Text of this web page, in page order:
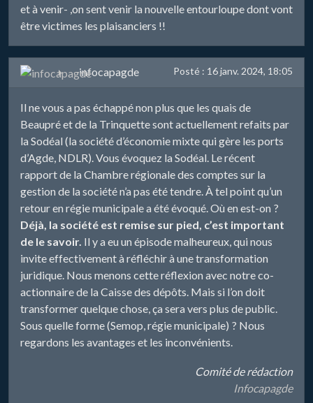
et à venir- ,on sent venir la nouvelle entourloupe dont vont
être victimes les plaisanciers !!
infocapagde Posté : 16 janv. 2024, 18:05
Il ne vous a pas échappé non plus que les quais de
Beaupré et de la Trinquette sont actuellement refaits par
la Sodéal (la société d’économie mixte qui gère les ports
d’Agde, NDLR). Vous évoquez la Sodéal. Le récent
rapport de la Chambre régionale des comptes sur la
gestion de la société n’a pas été tendre. À tel point qu’un
retour en régie municipale a été évoqué. Où en est-on ?
Déjà, la société est remise sur pied, c’est important
de le savoir. Il y a eu un épisode malheureux, qui nous
invite effectivement à réfléchir à une transformation
juridique. Nous menons cette réflexion avec notre co-
actionnaire de la Caisse des dépôts. Mais si l’on doit
transformer quelque chose, ça sera vers plus de public.
Sous quelle forme (Semop, régie municipale) ? Nous
regardons les avantages et les inconvénients.
Comité de rédaction
Infocapagde